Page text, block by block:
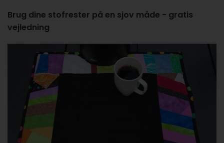
Brug dine stofrester på en sjov måde - gratis
vejledning